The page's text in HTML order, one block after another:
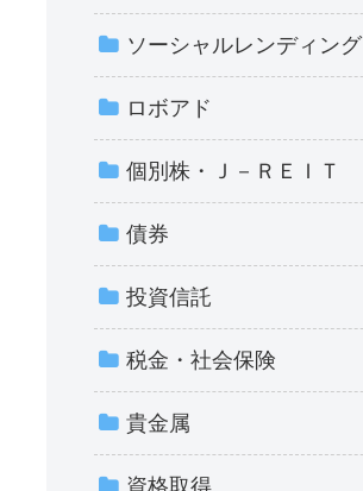
ソーシャルレンディング
ロボアド
個別株・Ｊ－ＲＥＩＴ
債券
投資信託
税金・社会保険
貴金属